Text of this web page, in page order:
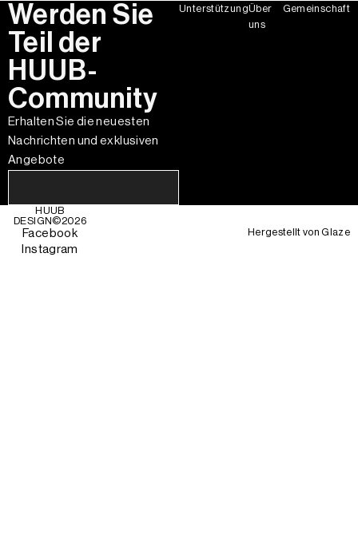
Werden Sie
Teil der
HUUB-
Community
Erhalten Sie die neuesten
Nachrichten und exklusiven
Angebote
UnterstützungÜber
uns
Gemeinschaft
HUUB
DESIGN©2026
Facebook
Instagram
Hergestellt vonGlaze